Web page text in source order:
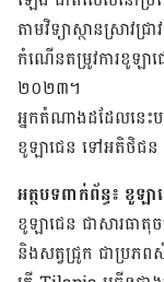
តាម​វិទ្យាស្ថាន​ស្រា
កំណើន​តម្រូវការ​ខូឡ
២០២៣។
អ្នកតំណាង​ដដែល​នេះប
ខូឡាជេន ទៅ​អតិថិជន
អត្ថបទពាក់ព័ន្ធ៖ ខូឡា
ខូឡាជេន ជាសារធា
និង​សត្វ​ជ្រូក ជាប្រភ